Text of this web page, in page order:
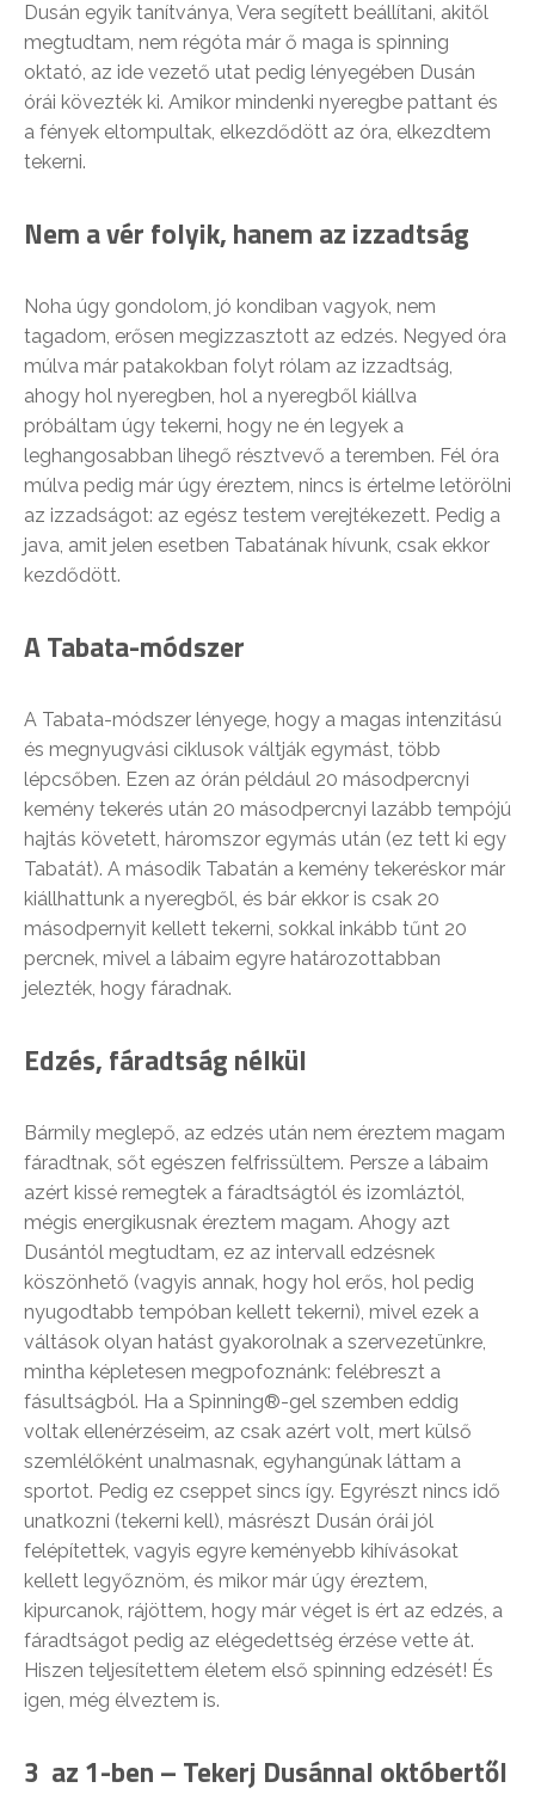
Dusán egyik tanítványa, Vera segített beállítani, akitől
megtudtam, nem régóta már ő maga is spinning
oktató, az ide vezető utat pedig lényegében Dusán
órái kövezték ki. Amikor mindenki nyeregbe pattant és
a fények eltompultak, elkezdődött az óra, elkezdtem
tekerni.
Nem a vér folyik, hanem az izzadtság
Noha úgy gondolom, jó kondiban vagyok, nem
tagadom, erősen megizzasztott az edzés. Negyed óra
múlva már patakokban folyt rólam az izzadtság,
ahogy hol nyeregben, hol a nyeregből kiállva
próbáltam úgy tekerni, hogy ne én legyek a
leghangosabban lihegő résztvevő a teremben. Fél óra
múlva pedig már úgy éreztem, nincs is értelme letörölni
az izzadságot: az egész testem verejtékezett. Pedig a
java, amit jelen esetben Tabatának hívunk, csak ekkor
kezdődött.
A Tabata-módszer
A Tabata-módszer lényege, hogy a magas intenzitású
és megnyugvási ciklusok váltják egymást, több
lépcsőben. Ezen az órán például 20 másodpercnyi
kemény tekerés után 20 másodpercnyi lazább tempójú
hajtás követett, háromszor egymás után (ez tett ki egy
Tabatát). A második Tabatán a kemény tekeréskor már
kiállhattunk a nyeregből, és bár ekkor is csak 20
másodpernyit kellett tekerni, sokkal inkább tűnt 20
percnek, mivel a lábaim egyre határozottabban
jelezték, hogy fáradnak.
Edzés, fáradtság nélkül
Bármily meglepő, az edzés után nem éreztem magam
fáradtnak, sőt egészen felfrissültem. Persze a lábaim
azért kissé remegtek a fáradtságtól és izomláztól,
mégis energikusnak éreztem magam. Ahogy azt
Dusántól megtudtam, ez az intervall edzésnek
köszönhető (vagyis annak, hogy hol erős, hol pedig
nyugodtabb tempóban kellett tekerni), mivel ezek a
váltások olyan hatást gyakorolnak a szervezetünkre,
mintha képletesen megpofoznánk: felébreszt a
fásultságból. Ha a Spinning®-gel szemben eddig
voltak ellenérzéseim, az csak azért volt, mert külső
szemlélőként unalmasnak, egyhangúnak láttam a
sportot. Pedig ez cseppet sincs így. Egyrészt nincs idő
unatkozni (tekerni kell), másrészt Dusán órái jól
felépítettek, vagyis egyre keményebb kihívásokat
kellett legyőznöm, és mikor már úgy éreztem,
kipurcanok, rájöttem, hogy már véget is ért az edzés, a
fáradtságot pedig az elégedettség érzése vette át.
Hiszen teljesítettem életem első spinning edzését! És
igen, még élveztem is.
3 az 1-ben – Tekerj Dusánnal októbertől